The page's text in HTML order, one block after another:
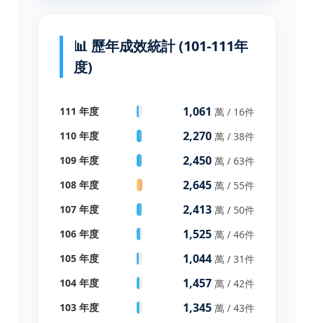
📊 歷年成效統計 (101-111年
度)
111 年度 1,061 萬 / 16件
110 年度
2,270 萬 / 38件
109 年度
2,450 萬 / 63件
108 年度
2,645 萬 / 55件
107 年度
2,413 萬 / 50件
106 年度
1,525 萬 / 46件
105 年度
1,044 萬 / 31件
104 年度
1,457 萬 / 42件
103 年度
1,345 萬 / 43件